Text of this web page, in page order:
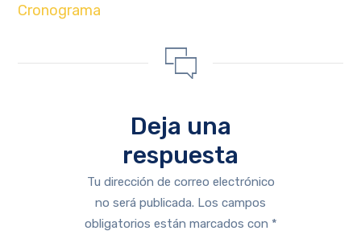
Cronograma
Deja una
respuesta
Tu dirección de correo electrónico
no será publicada. Los campos
obligatorios están marcados con *